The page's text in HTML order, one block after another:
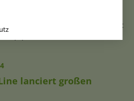
Fincantieri
Norwegian Cruise Line (NCL) hat
(...)
lanciert großen